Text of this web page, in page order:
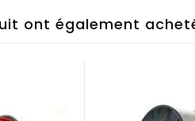
ont également